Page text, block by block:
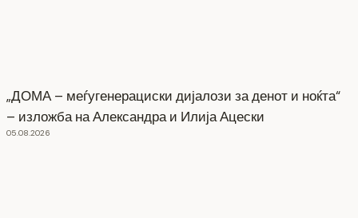
„ДОМА – меѓугенерациски дијалози за денот и ноќта“
– изложба на Александра и Илија Ацески
05.08.2026